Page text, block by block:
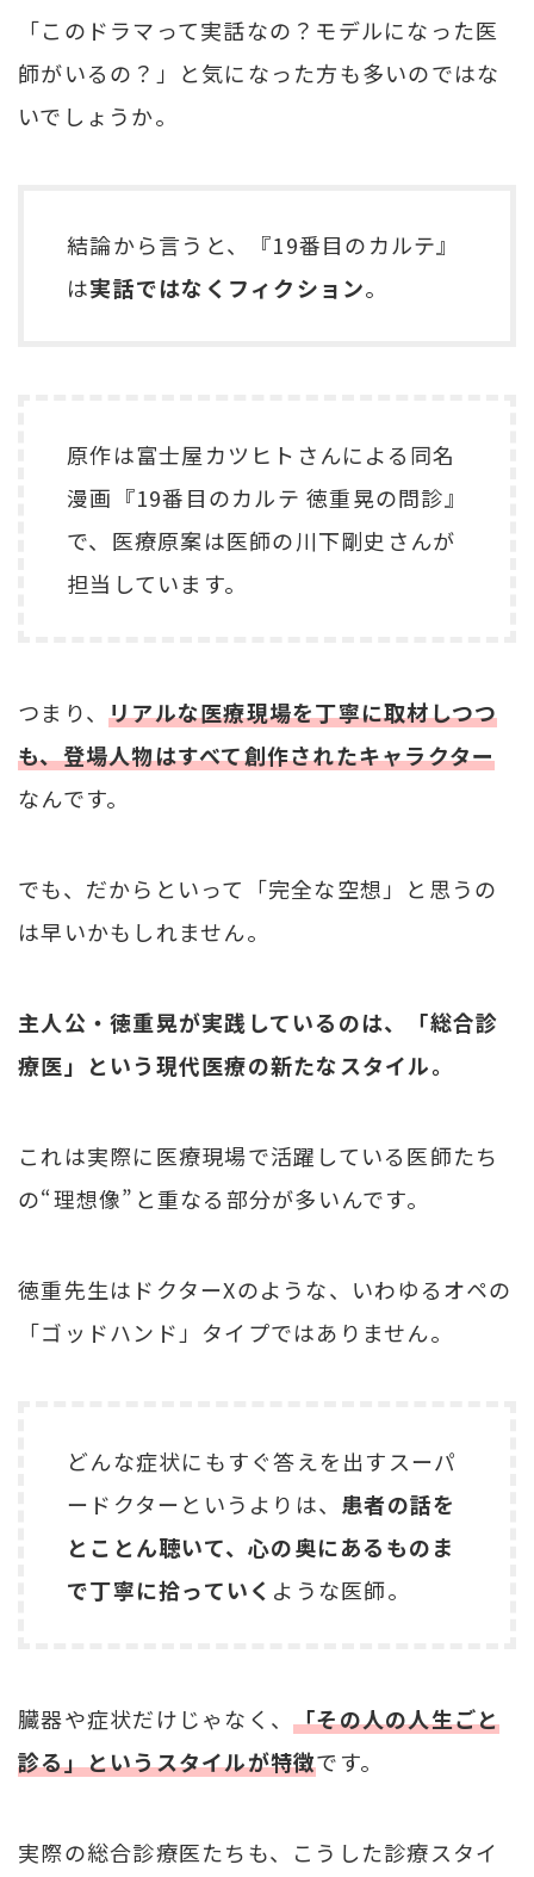
「このドラマって実話なの？モデルになった医
師がいるの？」と気になった方も多いのではな
いでしょうか。
結論から言うと、『19番目のカルテ』
は実話ではなくフィクション。
原作は富士屋カツヒトさんによる同名
漫画『19番目のカルテ 徳重晃の問診』
で、医療原案は医師の川下剛史さんが
担当しています。
つまり、リアルな医療現場を丁寧に取材しつつ
も、登場人物はすべて創作されたキャラクター
なんです。
でも、だからといって「完全な空想」と思うの
は早いかもしれません。
主人公・徳重晃が実践しているのは、「総合診
療医」という現代医療の新たなスタイル。
これは実際に医療現場で活躍している医師たち
の“理想像”と重なる部分が多いんです。
徳重先生はドクターXのような、いわゆるオペの
「ゴッドハンド」タイプではありません。
どんな症状にもすぐ答えを出すスーパ
ードクターというよりは、 患者の話を
とことん聴いて、心の奥にあるものま
で丁寧に拾っていく ような医師。
臓器や症状だけじゃなく、「その人の人生ごと
診る」というスタイルが特徴です。
実際の総合診療医たちも、こうした診療スタイ